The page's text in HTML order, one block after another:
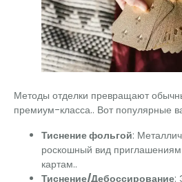
Методы отделки превращают
премиум-класса.. Вот популярные
Тиснение фольгой:
роскошный вид
картам..
Тиснение/Дебоссирование: